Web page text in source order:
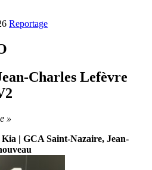
Reportage
Charles Lefèvre
»
| GCA Saint-Nazaire, Jean-